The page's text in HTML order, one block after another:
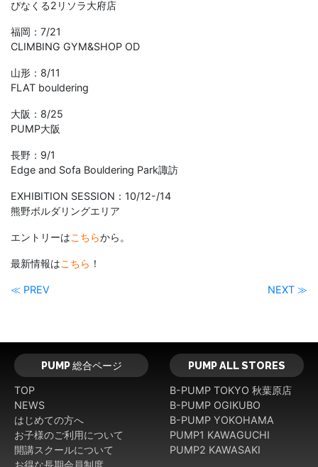
ぴなくる2リソラ大府店
福岡：7/21
CLIMBING GYM&SHOP OD
山形：8/11
FLAT bouldering
大阪：8/25
PUMP大阪
長野：9/1
Edge and Sofa Bouldering Park諏訪
EXHIBITION SESSION：10/12-/14
熊野ボルダリングエリア
エントリーはこちらから。
最新情報はこちら ！
≪ PREV NEXT ≫
PUMP 総合ページ
TOP
NEWS
はじめての方へ
お子様のご利用について
開講スクールについて
お得な長期会員制度
PUMP ALL STORES
B-PUMP TOKYO 秋葉原店
B-PUMP OGIKUBO
B-PUMP YOKOHAMA
PUMP1 KAWAGUCHI
PUMP2 KAWASAKI